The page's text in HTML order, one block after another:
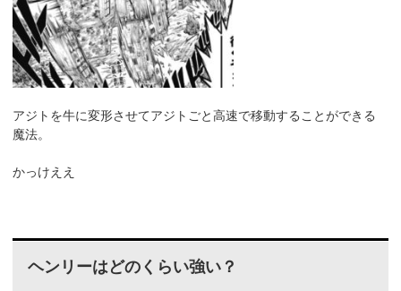
アジトを牛に変形させてアジトごと高速で移動することができる
魔法。
かっけええ
ヘンリーはどのくらい強い？